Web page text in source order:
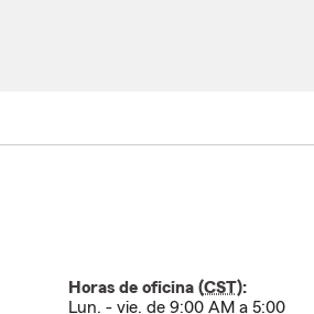
Horas de oficina (CST):
Lun. - vie. de 9:00 AM a 5:00